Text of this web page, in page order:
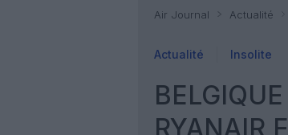
Air Journal Actualité
Actualité Insolite
RYANAIR